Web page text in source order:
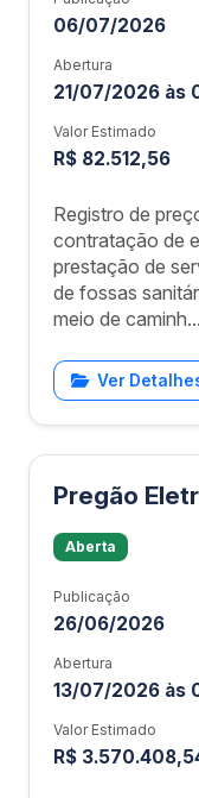
06/07/2026
Abertura
21/07/2026 às
Valor Estimado
R$ 82.512,56
Registro de
contratação de
prestação de
de fossas
meio de caminh...
Ver
Pregão
Aberta
Publicação
26/06/2026
Abertura
13/07/2026 às
Valor Estimado
R$